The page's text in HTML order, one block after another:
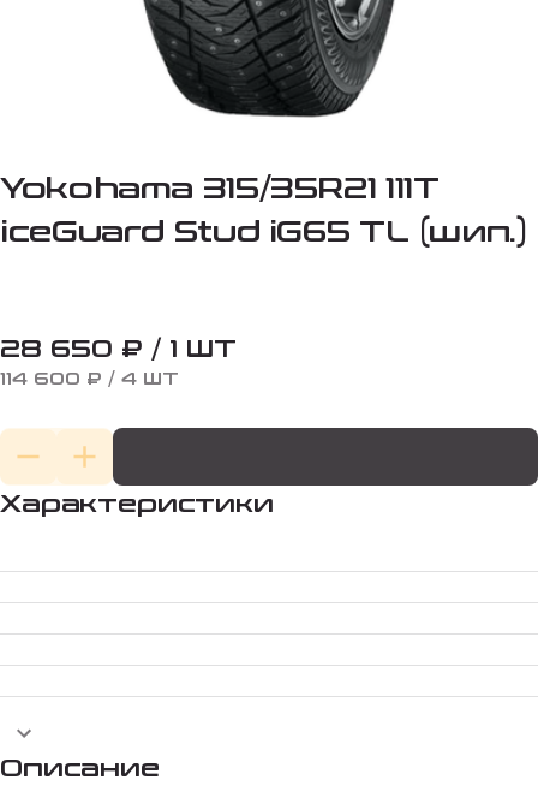
Yokohama 315/35R21 111T
iceGuard Stud iG65 TL (шип.)
28 650 ₽ / 1 ШТ
114 600 ₽ / 4 ШТ
Характеристики
Описание